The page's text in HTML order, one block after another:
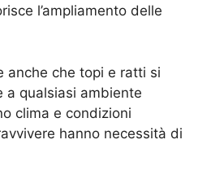
l’ampliamento delle
anche che topi e ratti si
a qualsiasi ambiente
clima e condizioni
hanno necessità di